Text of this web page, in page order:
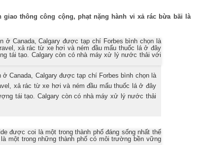
thông công cộng, phạt nặng hành vi xả rác bừa bãi là
ở Canada, Calgary được tạp chí Forbes bình chọn là
xả rác từ xe hơi và ném đầu mẩu thuốc lá ở đây
tái tạo. Calgary còn có nhà máy xử lý nước thải